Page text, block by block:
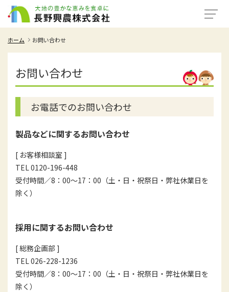
ホーム お問い合わせ
お問い合わせ
お電話でのお問い合わせ
製品などに関するお問い合わせ
[ お客様相談室 ]
TEL 0120-196-448
受付時間／8：00～17：00（土・日・祝祭日・弊社休業日を
除く）
採用に関するお問い合わせ
[ 総務企画部 ]
TEL 026-228-1236
受付時間／8：00～17：00（土・日・祝祭日・弊社休業日を
除く）